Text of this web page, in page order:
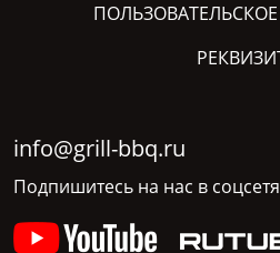
info@grill-bbq.ru
Подпишитесь на нас в